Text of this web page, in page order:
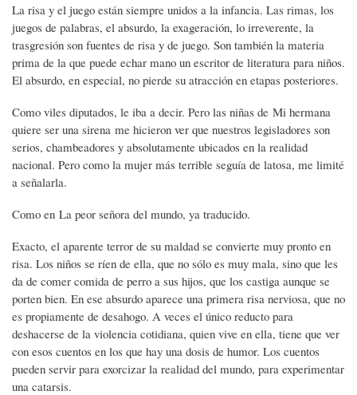
La risa y el juego están siempre unidos a la infancia. Las rimas, los
juegos de palabras, el absurdo, la exageración, lo irreverente, la
trasgresión son fuentes de risa y de juego. Son también la materia
prima de la que puede echar mano un escritor de literatura para niños.
El absurdo, en especial, no pierde su atracción en etapas posteriores.
Como viles diputados, le iba a decir. Pero las niñas de Mi hermana
quiere ser una sirena me hicieron ver que nuestros legisladores son
serios, chambeadores y absolutamente ubicados en la realidad
nacional. Pero como la mujer más terrible seguía de latosa, me limité
a señalarla.
Como en La peor señora del mundo, ya traducido.
Exacto, el aparente terror de su maldad se convierte muy pronto en
risa. Los niños se ríen de ella, que no sólo es muy mala, sino que les
da de comer comida de perro a sus hijos, que los castiga aunque se
porten bien. En ese absurdo aparece una primera risa nerviosa, que no
es propiamente de desahogo. A veces el único reducto para
deshacerse de la violencia cotidiana, quien vive en ella, tiene que ver
con esos cuentos en los que hay una dosis de humor. Los cuentos
pueden servir para exorcizar la realidad del mundo, para experimentar
una catarsis.